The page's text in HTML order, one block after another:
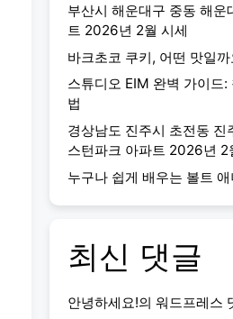
부산시 해운대구 중동 해운
트 2026년 2월 시세
바크초코 쿠키, 어떤 맛일까
스튜디오 EIM 완벽 가이드
법
경상남도 진주시 초전동 진
스턴파크 아파트 2026년 2
누구나 쉽게 배우는 볼트
최신 댓글
안녕하세요!의 워드프레스